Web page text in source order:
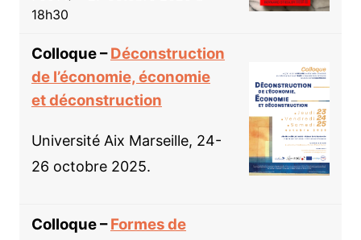
18h30
Colloque –Déconstruction
de l’économie, économie
et déconstruction
Université Aix Marseille, 24-
26 octobre 2025.
Colloque –Formes de